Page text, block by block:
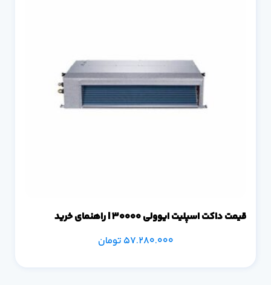
قیمت داکت اسپلیت ایوولی 30000 | راهنمای خرید
57.280.000تومان